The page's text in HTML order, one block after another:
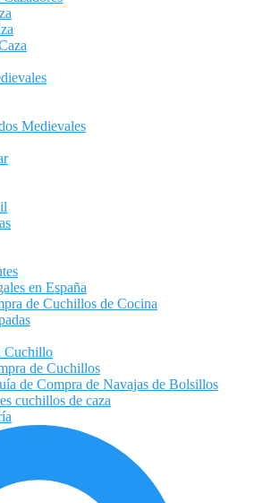
Medievales
en España
de Cuchillos de Cocina
Cuchillo
de Cuchillos
de Compra de Navajas de Bolsillos
cuchillos de caza